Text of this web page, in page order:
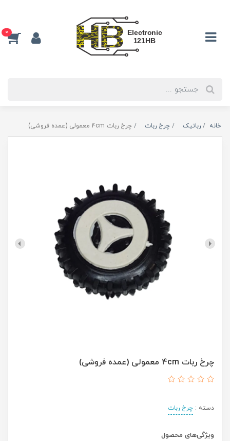
0
خانه رباتیک چرخ ربات چرخ ربات 4cm معمولی (عمده فروشی)
چرخ ربات 4cm معمولی (عمده فروشی)
دسته : چرخ ربات
ویژگی‌های محصول